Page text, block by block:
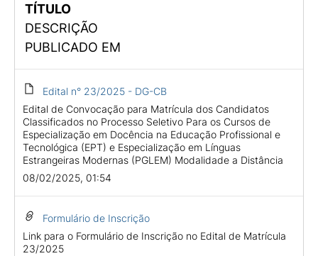
TÍTULO
DESCRIÇÃO
PUBLICADO EM
Edital n° 23/2025 - DG-CB
Edital de Convocação para Matrícula dos Candidatos
Classificados no Processo Seletivo Para os Cursos de
Especialização em Docência na Educação Profissional e
Tecnológica (EPT) e Especialização em Línguas
Estrangeiras Modernas (PGLEM) Modalidade a Distância
08/02/2025, 01:54
Formulário de Inscrição
Link para o Formulário de Inscrição no Edital de Matrícula
23/2025